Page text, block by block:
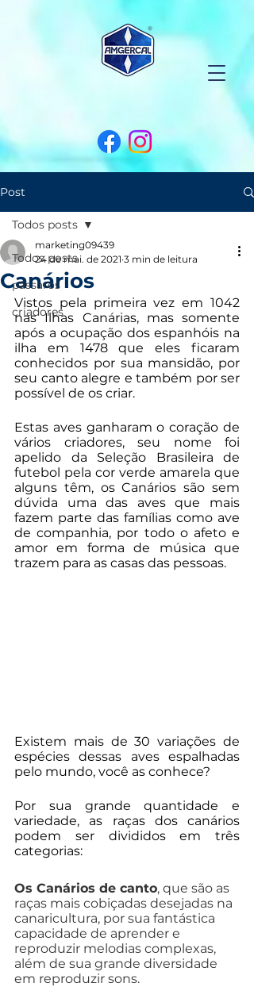
Post
Todos posts
pássaros
criadores
Todos posts
Canários
marketing09439
24 de mai. de 2021 3 min de leitura
Vistos pela primeira vez em 1042
nas Ilhas Canárias, mas somente
após a ocupação dos espanhóis na
ilha em 1478 que eles ficaram
conhecidos por sua mansidão, por
seu canto alegre e também por ser
possível de os criar.
Estas aves ganharam o coração de
vários criadores, seu nome foi
apelido da Seleção Brasileira de
futebol pela cor verde amarela que
alguns têm, os Canários são sem
dúvida uma das aves que mais
fazem parte das famílias como ave
de companhia, por todo o afeto e
amor em forma de música que
trazem para as casas das pessoas.
Existem mais de 30 variações de
espécies dessas aves espalhadas
pelo mundo, você as conhece?
Por sua grande quantidade e
variedade, as raças dos canários
podem ser divididos em três
categorias:
Os Canários de canto, que são as
raças mais cobiçadas desejadas na
canaricultura, por sua fantástica
capacidade de aprender e
reproduzir melodias complexas,
além de sua grande diversidade
em reproduzir sons.